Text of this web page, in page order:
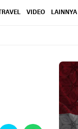
TRAVEL VIDEO LAINNYA